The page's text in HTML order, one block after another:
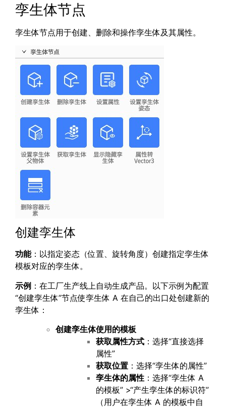
孪生体节点
孪生体节点用于创建、删除和操作孪生体及其属性。
创建孪生体
功能：以指定姿态（位置、旋转角度）创建指定孪生体
模板对应的孪生体。
示例 ：在工厂生产线上自动生成产品。以下示例为配置
“创建孪生体”节点使孪生体 A 在自己的出口处创建新的
孪生体：
创建孪生体使用的模板
获取属性方式 ：选择“直接选择
属性”
获取位置 ：选择“孪生体的属性”
孪生体的属性 ：选择“孪生体 A
的模板” >“产生孪生体的标识符”
（用户在孪生体 A 的模板中自